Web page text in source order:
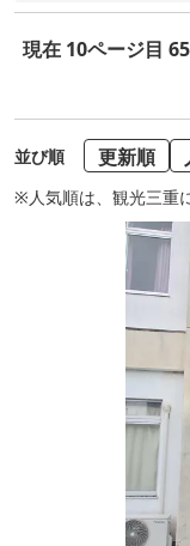
現在 10ページ目
並び順 更新順
※人気順は、観光三重